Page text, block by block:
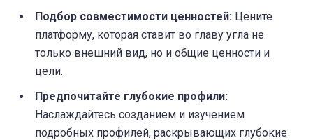
Подбор совместимости ценностей: Цените
платформу, которая ставит во главу угла не
только внешний вид, но и общие ценности и
цели.
Предпочитайте глубокие профили:
Наслаждайтесь созданием и изучением
подробных профилей, раскрывающих глубокие